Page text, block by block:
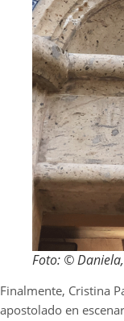
Foto: ©
Finalmente, Cristina
apostolado en